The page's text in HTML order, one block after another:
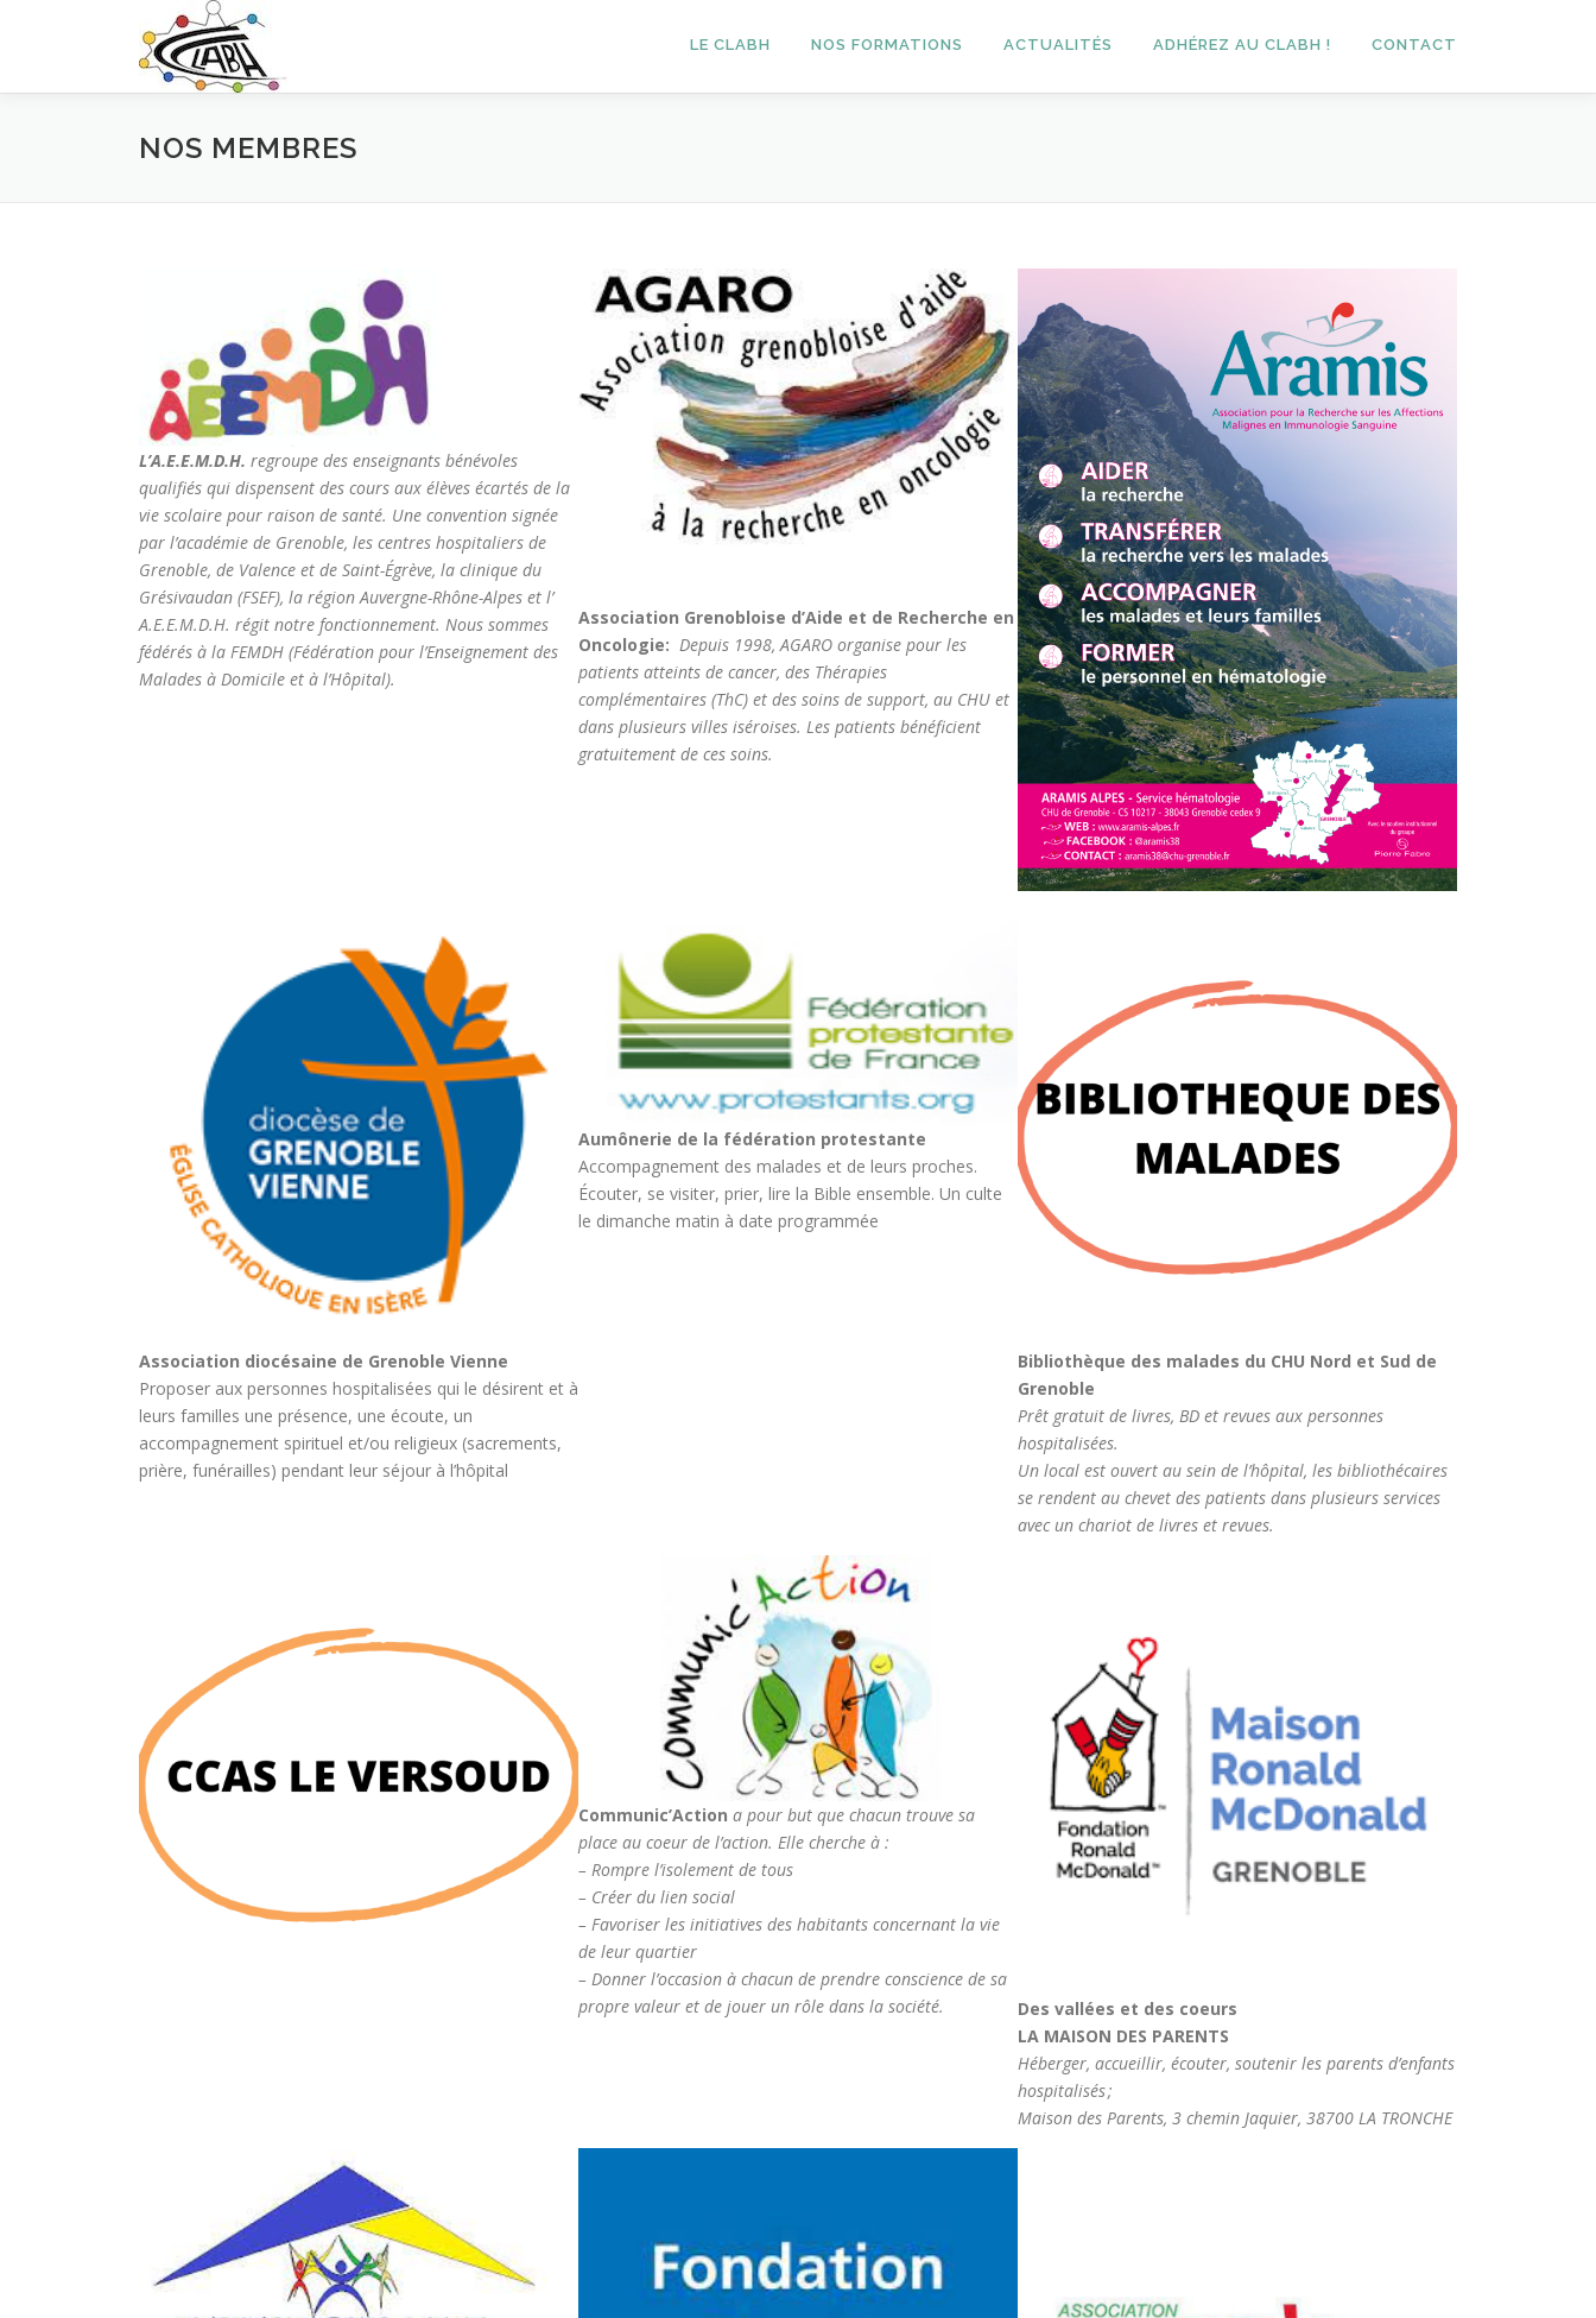
LE CLABH NOS FORMATIONS ACTUALITÉS ADHÉREZ AU CLABH ! CONTACT
NOS MEMBRES
L’A.E.E.M.D.H. regroupe des enseignants bénévoles
qualifiés qui dispensent des cours aux élèves écartés de la
vie scolaire pour raison de santé. Une convention signée
par l’académie de Grenoble, les centres hospitaliers de
Grenoble, de Valence et de Saint-Égrève, la clinique du
Grésivaudan (FSEF), la région Auvergne-Rhône-Alpes et l’
A.E.E.M.D.H. régit notre fonctionnement. Nous sommes
fédérés à la FEMDH (Fédération pour l’Enseignement des
Malades à Domicile et à l’Hôpital).
Association Grenobloise d’Aide et de Recherche en
Oncologie: Depuis 1998, AGARO organise pour les
patients atteints de cancer, des Thérapies
complémentaires (ThC) et des soins de support, au CHU et
dans plusieurs villes iséroises. Les patients bénéficient
gratuitement de ces soins.
Association diocésaine de Grenoble Vienne
Proposer aux personnes hospitalisées qui le désirent et à
leurs familles une présence, une écoute, un
accompagnement spirituel et/ou religieux (sacrements,
prière, funérailles) pendant leur séjour à l’hôpital
Aumônerie de la fédération protestante
Accompagnement des malades et de leurs proches.
Écouter, se visiter, prier, lire la Bible ensemble. Un culte
le dimanche matin à date programmée
Bibliothèque des malades du CHU Nord et Sud de
Grenoble
Prêt gratuit de livres, BD et revues aux personnes
hospitalisées.
​Un local est ouvert au sein de l’hôpital, les bibliothécaires
se rendent au chevet des patients dans plusieurs services
avec un chariot de livres et revues.
Communic’Action a pour but que chacun trouve sa
place au coeur de l’action. Elle cherche à :
– Rompre l’isolement de tous
– Créer du lien social
– Favoriser les initiatives des habitants concernant la vie
de leur quartier
– Donner l’occasion à chacun de prendre conscience de sa
propre valeur et de jouer un rôle dans la société.
Des vallées et des coeurs
LA MAISON DES PARENTS
Héberger, accueillir, écouter, soutenir les parents d’enfants
hospitalisés ;
​Maison des Parents, 3 chemin Jaquier, 38700 LA TRONCHE